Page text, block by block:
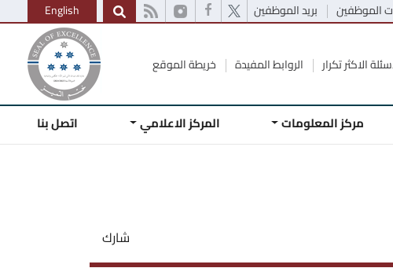
الموظفين بريد الموظفين English
الاكثر تكرار الروابط المفيدة خريطة الموقع
مركز المعلومات المركز الاعلامي اتصل بنا
شارك